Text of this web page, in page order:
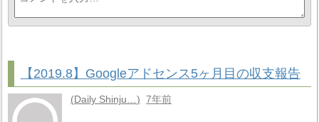
【2019.8】Googleアドセンス5ヶ月目の収支報告
Daily Shinju… 7年前